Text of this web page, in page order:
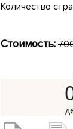
Количество
Стоимость: